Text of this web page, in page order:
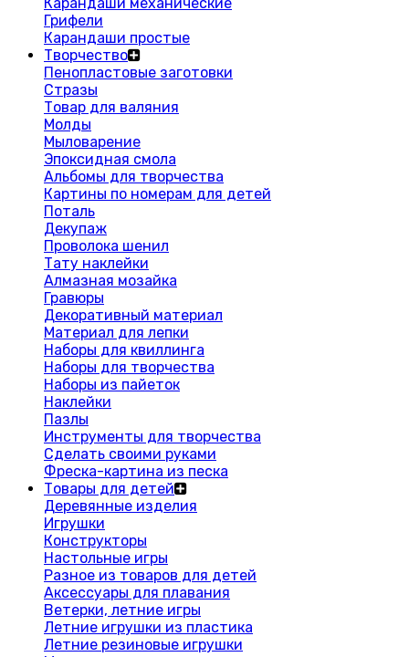
Грифели
Карандаши простые
Творчество
Пенопластовые заготовки
Стразы
Товар для валяния
Молды
Мыловарение
Эпоксидная смола
Альбомы для творчества
Картины по номерам для детей
Поталь
Декупаж
Проволока шенил
Тату наклейки
Алмазная мозайка
Гравюры
Декоративный материал
Материал для лепки
Наборы для квиллинга
Наборы для творчества
Наборы из пайеток
Наклейки
Пазлы
Инструменты для творчества
Сделать своими руками
Фреска-картина из песка
Товары для детей
Деревянные изделия
Игрушки
Конструкторы
Настольные игры
Разное из товаров для детей
Аксессуары для плавания
Ветерки, летние игры
Летние игрушки из пластика
Летние резиновые игрушки